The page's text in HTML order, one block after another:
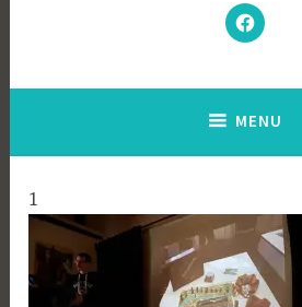
–
N’hésitez
pas
à
;-)
MENU
1